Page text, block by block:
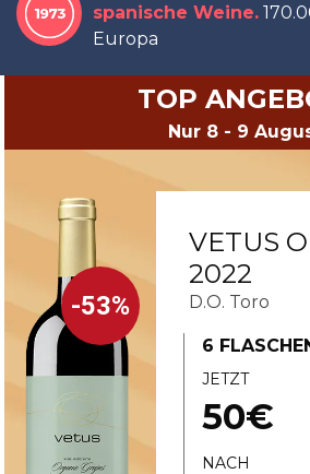
spanische Weine.
Europa
TOP
Nur 8 - 9
-53%
VETUS
2022
D.O. Toro
6
JETZT
50€
NACH